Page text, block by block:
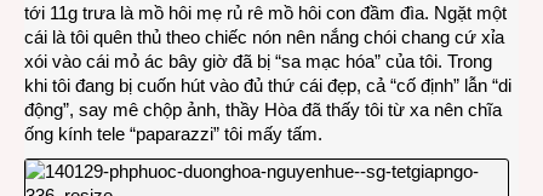
tới 11g trưa là mồ hôi mẹ rủ rê mồ hôi con đầm đìa. Ngặt một
cái là tôi quên thủ theo chiếc nón nên nắng chói chang cứ xỉa
xói vào cái mỏ ác bây giờ đã bị “sa mạc hóa” của tôi. Trong
khi tôi đang bị cuốn hút vào đủ thứ cái đẹp, cả “cố định” lẫn “di
động”, say mê chộp ảnh, thầy Hòa đã thấy tôi từ xa nên chĩa
ống kính tele “paparazzi” tôi mấy tấm.